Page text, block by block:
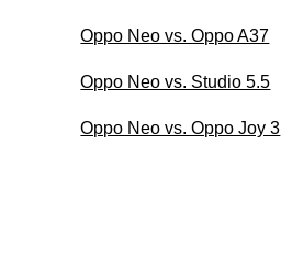
Oppo Neo vs. Oppo A37
Oppo Neo vs. Studio 5.5
Oppo Neo vs. Oppo Joy 3